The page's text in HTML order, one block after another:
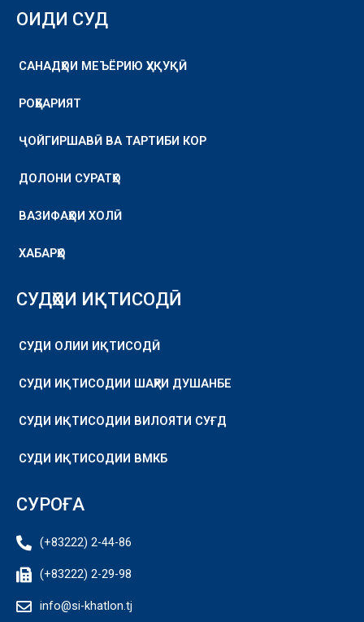
ОИДИ СУД
САНАДҲОИ МЕЪЁРИЮ ҲУҚУҚӢ
РОҲБАРИЯТ
ҶОЙГИРШАВӢ ВА ТАРТИБИ КОР
ДОЛОНИ СУРАТҲО
ВАЗИФАҲОИ ХОЛӢ
ХАБАРҲО
СУДҲОИ ИҚТИСОДӢ
СУДИ ОЛИИ ИҚТИСОДӢ
СУДИ ИҚТИСОДИИ ШАҲРИ ДУШАНБЕ
СУДИ ИҚТИСОДИИ ВИЛОЯТИ СУҒД
СУДИ ИҚТИСОДИИ ВМКБ
СУРОҒА
(+83222) 2-44-86
(+83222) 2-29-98
info@si-khatlon.tj